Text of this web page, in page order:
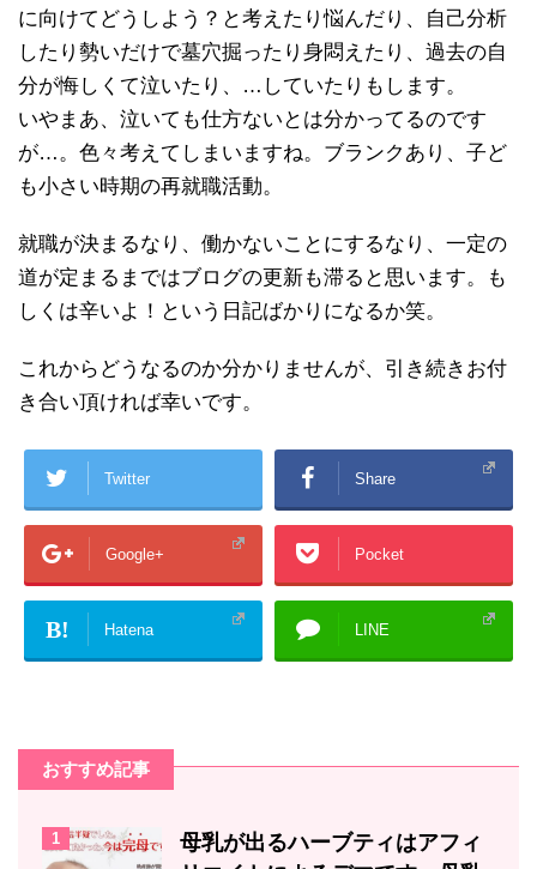
に向けてどうしよう？と考えたり悩んだり、自己分析
したり勢いだけで墓穴掘ったり身悶えたり、過去の自
分が悔しくて泣いたり、…していたりもします。
いやまあ、泣いても仕方ないとは分かってるのです
が…。色々考えてしまいますね。ブランクあり、子ど
も小さい時期の再就職活動。
就職が決まるなり、働かないことにするなり、一定の
道が定まるまではブログの更新も滞ると思います。も
しくは辛いよ！という日記ばかりになるか笑。
これからどうなるのか分かりませんが、引き続きお付
き合い頂ければ幸いです。
Twitter Share
Google+ Pocket
B! Hatena LINE
おすすめ記事
1
母乳が出るハーブティはアフィ